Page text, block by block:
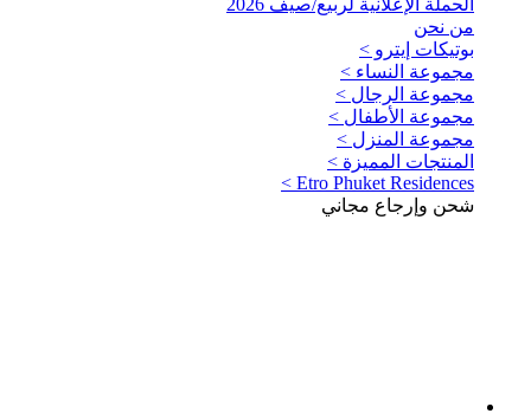
الحملة الإعلانية لربيع/صيف 2026
من نحن
بوتيكات إيترو >
مجموعة النساء >
مجموعة الرجال >
مجموعة الأطفال >
مجموعة المنزل >
المنتجات المميزة >
Etro Phuket Residences >
شحن وإرجاع مجاني